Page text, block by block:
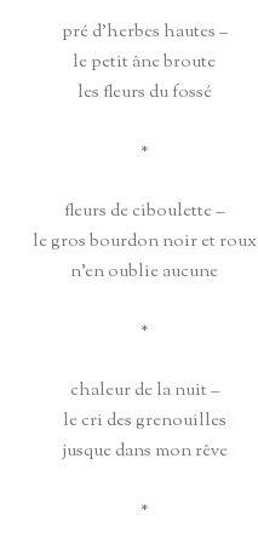
pré d’herbes hautes –
le petit âne broute
les fleurs du fossé
*
fleurs de ciboulette –
le gros bourdon noir et roux
n’en oublie aucune
*
chaleur de la nuit –
le cri des grenouilles
jusque dans mon rêve
*